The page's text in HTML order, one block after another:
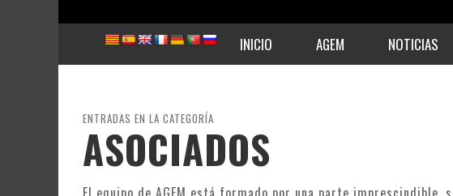
INICIO AGEM NOTICIAS
ENTRADAS EN LA CATEGORÍA
ASOCIADOS